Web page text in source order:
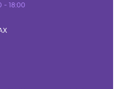
- 18:00